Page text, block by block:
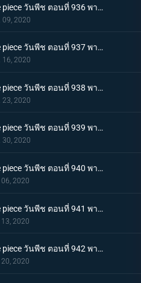
One piece วันพีช ตอนที่ 936 พากย์ไทย เรียนรู้ถึงแก่น ฮาคิแห่งวาโนะ ริวโอ!
09, 2020
One piece วันพีช ตอนที่ 937 พากย์ไทย โทโนะยาสุ! ผู้เป็นที่รักของเมืองเอบิสุ!
16, 2020
One piece วันพีช ตอนที่ 938 พากย์ไทย สะเทือนทั่วหล้า ตัวตนที่แท้จริงของจอมโจรเจ้าหนูสามฉลู
23, 2020
One piece วันพีช ตอนที่ 939 พากย์ไทย ความเจ็บปวดของพวกพ้อง! การช่วยเหลือโทโนะยาสุที่ถูกจับ
30, 2020
One piece วันพีช ตอนที่ 940 พากย์ไทย ความโกรธของโซโล ตัวตนที่แท้จริงของผลสไมล์!
06, 2020
One piece วันพีช ตอนที่ 941 พากย์ไทย น้ำตาโทโกะ ลูกปืนที่ไร้ความรู้สึกของโอโรจิ!
13, 2020
One piece วันพีช ตอนที่ 942 พากย์ไทย ใส่ให้ยับ! ความวุ่นวาย! การต่อสู้ที่ลานประหาร
20, 2020